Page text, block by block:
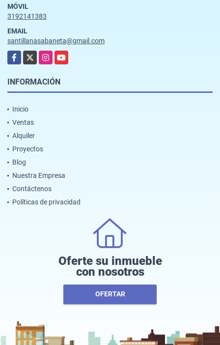
MÓVIL
3192141383
EMAIL
santillanasabaneta@gmail.com
Facebook
X InstagramYouTube
INFORMACIÓN
Inicio
Ventas
Alquiler
Proyectos
Blog
Nuestra Empresa
Contáctenos
Políticas de privacidad
Oferte su inmueble
con nosotros
OFERTAR